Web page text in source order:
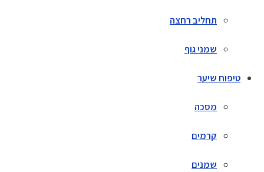
תחליב רחצה
שמני גוף
טיפוח שיער
מסכה
קרמים
שמנים